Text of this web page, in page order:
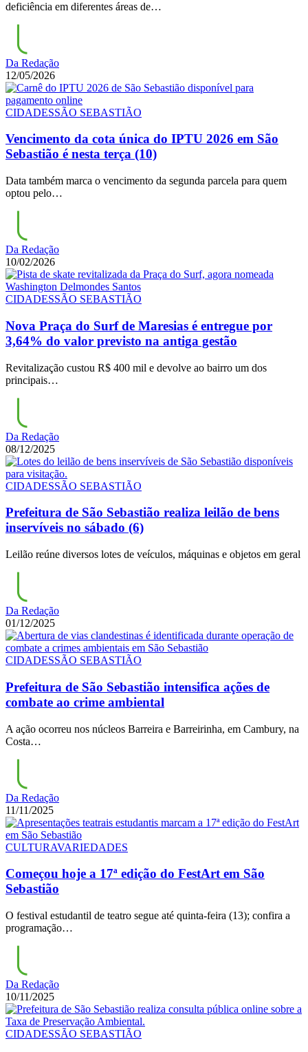
deficiência em diferentes áreas de…
Da Redação
12/05/2026
CIDADESSÃO SEBASTIÃO
Vencimento da cota única do IPTU 2026 em São
Sebastião é nesta terça (10)
Data também marca o vencimento da segunda parcela para quem
optou pelo…
Da Redação
10/02/2026
CIDADESSÃO SEBASTIÃO
Nova Praça do Surf de Maresias é entregue por
3,64% do valor previsto na antiga gestão
Revitalização custou R$ 400 mil e devolve ao bairro um dos
principais…
Da Redação
08/12/2025
CIDADESSÃO SEBASTIÃO
Prefeitura de São Sebastião realiza leilão de bens
inservíveis no sábado (6)
Leilão reúne diversos lotes de veículos, máquinas e objetos em geral
Da Redação
01/12/2025
CIDADESSÃO SEBASTIÃO
Prefeitura de São Sebastião intensifica ações de
combate ao crime ambiental
A ação ocorreu nos núcleos Barreira e Barreirinha, em Cambury, na
Costa…
Da Redação
11/11/2025
CULTURAVARIEDADES
Começou hoje a 17ª edição do FestArt em São
Sebastião
O festival estudantil de teatro segue até quinta-feira (13); confira a
programação…
Da Redação
10/11/2025
CIDADESSÃO SEBASTIÃO